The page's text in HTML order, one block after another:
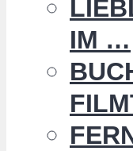
IM …